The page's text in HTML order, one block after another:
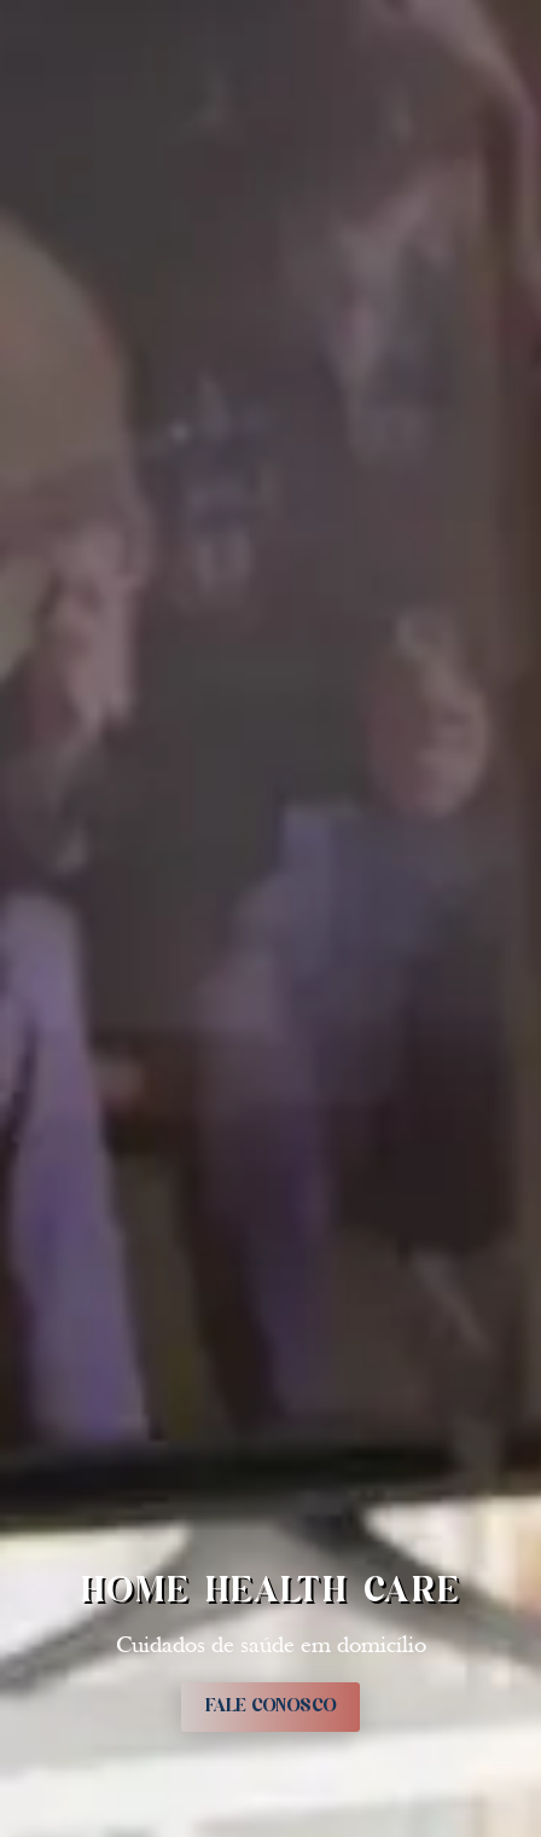
HOME HEALTH CARE
Cuidados de saúde em domicílio
FALE CONOSCO